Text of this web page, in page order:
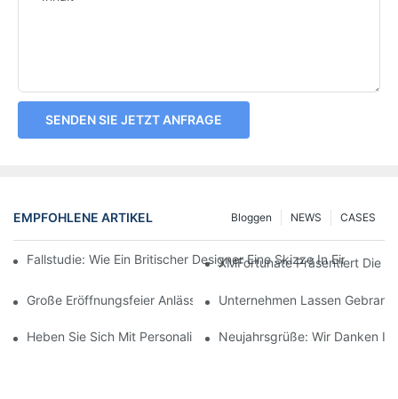
SENDEN SIE JETZT ANFRAGE
EMPFOHLENE ARTIKEL CASES
NEWS
Bloggen
Fallstudie: Wie Ein Britischer Designer Eine Skizze In Einen
XMFortunate Präsentiert Die
Große Eröffnungsfeier Anlässlich Des Chinesischen
Unternehmen Lassen
Heben Sie Sich Mit Personalisierter Kopfbedeckung Ab.
Neujahrsgrüße: Wir Danken